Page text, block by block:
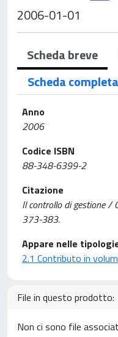
2006-01-01
Scheda breve
Scheda
Anno
2006
Codice ISBN
88-348-6399-2
Citazione
Il controllo di gestione /
373-383.
Appare nelle
2.1 Contributo in
File in questo prodotto:
Non ci sono file